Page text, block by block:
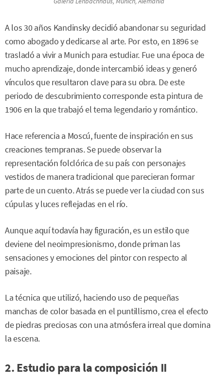
A los 30 años Kandinsky decidió abandonar su seguridad
como abogado y dedicarse al arte. Por esto, en 1896 se
trasladó a vivir a Munich para estudiar. Fue una época de
mucho aprendizaje, donde intercambió ideas y generó
vínculos que resultaron clave para su obra. De este
periodo de descubrimiento corresponde esta pintura de
1906 en la que trabajó el tema legendario y romántico.
Hace referencia a Moscú, fuente de inspiración en sus
creaciones tempranas. Se puede observar la
representación folclórica de su país con personajes
vestidos de manera tradicional que parecieran formar
parte de un cuento. Atrás se puede ver la ciudad con sus
cúpulas y luces reflejadas en el río.
Aunque aquí todavía hay figuración, es un estilo que
deviene del neoimpresionismo, donde priman las
sensaciones y emociones del pintor con respecto al
paisaje.
La técnica que utilizó, haciendo uso de pequeñas
manchas de color basada en el puntillismo, crea el efecto
de piedras preciosas con una atmósfera irreal que domina
la escena.
2. Estudio para la composición II